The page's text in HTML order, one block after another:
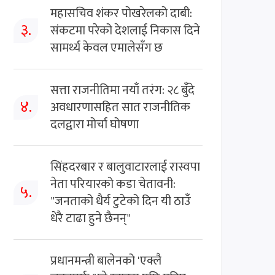
३.
महासचिव शंकर पोखरेलको दाबी:
संकटमा परेको देशलाई निकास दिने
सामर्थ्य केवल एमालेसँग छ
४.
सत्ता राजनीतिमा नयाँ तरंग: २८ बुँदे
अवधारणासहित सात राजनीतिक
दलद्वारा मोर्चा घोषणा
५.
सिंहदरबार र बालुवाटारलाई रास्वपा
नेता परियारको कडा चेतावनी:
"जनताको धैर्य टुटेको दिन यी ठाउँ
धेरै टाढा हुने छैनन्"
प्रधानमन्त्री बालेनको 'एक्लै